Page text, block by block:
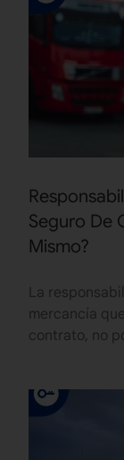
Seguro De
Mismo?
La
mercancía
contrato, no